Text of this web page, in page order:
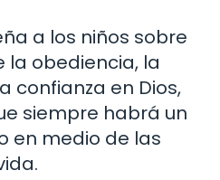
a los niños sobre
obediencia, la
confianza en Dios,
siempre habrá un
en medio de las